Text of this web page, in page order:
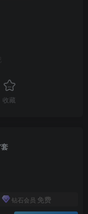
收藏
钻石会员 免费